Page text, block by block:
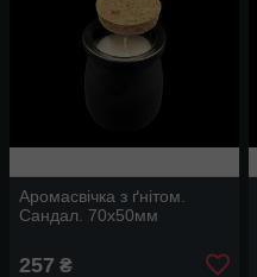
Аромасвічка з ґнітом.
Сандал. 70х50мм
257 ₴